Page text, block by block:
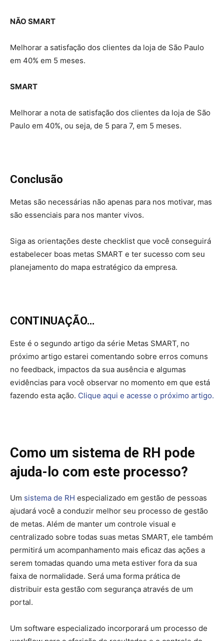
NÃO SMART
Melhorar a satisfação dos clientes da loja de São Paulo
em 40% em 5 meses.
SMART
Melhorar a nota de satisfação dos clientes da loja de São
Paulo em 40%, ou seja, de 5 para 7, em 5 meses.
Conclusão
Metas são necessárias não apenas para nos motivar, mas
são essenciais para nos manter vivos.
Siga as orientações deste checklist que você conseguirá
estabelecer boas metas SMART e ter sucesso com seu
planejamento do mapa estratégico da empresa.
CONTINUAÇÃO…
Este é o segundo artigo da série Metas SMART, no
próximo artigo estarei comentando sobre erros comuns
no feedback, impactos da sua ausência e algumas
evidências para você observar no momento em que está
fazendo esta ação. Clique aqui e acesse o próximo artigo.
Como um sistema de RH pode
ajuda-lo com este processo?
Um sistema de RH especializado em gestão de pessoas
ajudará você a conduzir melhor seu processo de gestão
de metas. Além de manter um controle visual e
centralizado sobre todas suas metas SMART, ele também
permitirá um acompanhamento mais eficaz das ações a
serem tomadas quando uma meta estiver fora da sua
faixa de normalidade. Será uma forma prática de
distribuir esta gestão com segurança através de um
portal.
Um software especializado incorporará um processo de